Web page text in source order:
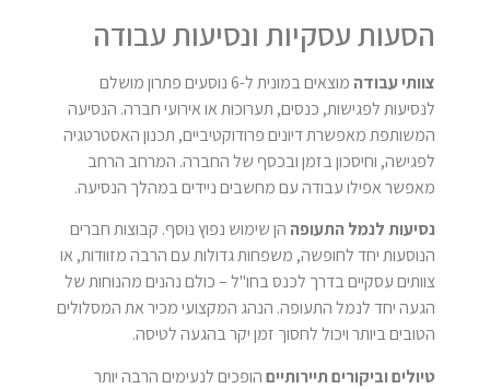
הסעות עסקיות ונסיעות עבודה
צוותי עבודה
מוצאים במונית ל-6 נוסעים פתרון מושלם
לנסיעות לפגישות, כנסים, תערוכות או אירועי חברה. הנסיעה
המשותפת מאפשרת דיונים פרודוקטיביים, תכנון האסטרטגיה
לפגישה, וחיסכון בזמן ובכסף של החברה. המרחב הרחב
מאפשר אפילו עבודה עם מחשבים ניידים במהלך הנסיעה.
נסיעות לנמל התעופה הן שימוש נפוץ נוסף. קבוצות חברים
הנוסעות יחד לחופשה, משפחות גדולות עם הרבה מזוודות, או
צוותים עסקיים בדרך לכנס בחו"ל – כולם נהנים מהנוחות של
הגעה יחד לנמל התעופה. הנהג המקצועי מכיר את המסלולים
הטובים ביותר ויכול לחסוך זמן יקר בהגעה לטיסה.
טיולים וביקורים תיירותייםהופכים לנעימים הרבה יותר